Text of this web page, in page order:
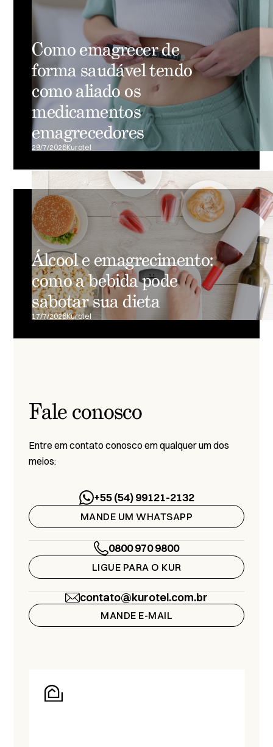
Como emagrecer de
forma saudável tendo
como aliado os
medicamentos
emagrecedores
29/7/2026Kurotel
Álcool e emagrecimento:
como a bebida pode
sabotar sua dieta
17/7/2026Kurotel
Fale conosco
Entre em contato conosco em qualquer um dos
meios:
+55 (54) 99121-2132
MANDE UM WHATSAPP
0800 970 9800
LIGUE PARA O KUR
contato@kurotel.com.br
MANDE E-MAIL